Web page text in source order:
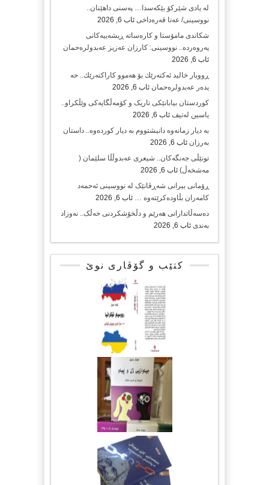
لە یادی شێرکۆ بێکەسدا… پەسنی داهێنان..
نووسینی/ عەتا قەرەداخی ئاب 6, 2026
شکاندی مامۆستا و کارەساتە ڕیشەییەکانی
پەروەردە.. نووسینی: کارزان عەزیز عەبدولرەحمان
ئاب 6, 2026
ڕووبار خالید ئەكتەرێك بۆ هەموو كاراكتەرێك.. حه
یدەر عەبدولرەحمان ئاب 6, 2026
کوردستان بیابانێکی تاریک و کۆمەڵگایەکی وێڵکراو..
یاسین لەتیف ئاب 6, 2026
بە دیار زمانەوە دانیشتووم بە دیار کوردەوە.. داستان
بەرزان ئاب 6, 2026
تونێڵی جەنگەکان.. شیعری عەبدوڵڵا سلێمان (
مەشخەڵ) ئاب 6, 2026
ڕۆمانی بیرانی شەڕڤانێک لە نووسینی ئەحمەد
کامەران بڵاودەکرێتەوە … ئاب 6, 2026
دەسەڵاتدارانی هەرێم و دڵخۆشکردنی خەڵک.. نەوزاد
بەندی ئاب 6, 2026
کتێب و گۆڤاری نوێ